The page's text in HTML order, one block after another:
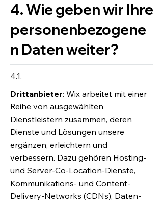
4. Wie geben wir Ihre
personenbezogene
n Daten weiter?
4.1.
Drittanbieter: Wix arbeitet mit einer
Reihe von ausgewählten
Dienstleistern zusammen, deren
Dienste und Lösungen unsere
ergänzen, erleichtern und
verbessern. Dazu gehören Hosting-
und Server-Co-Location-Dienste,
Kommunikations- und Content-
Delivery-Networks (CDNs), Daten-